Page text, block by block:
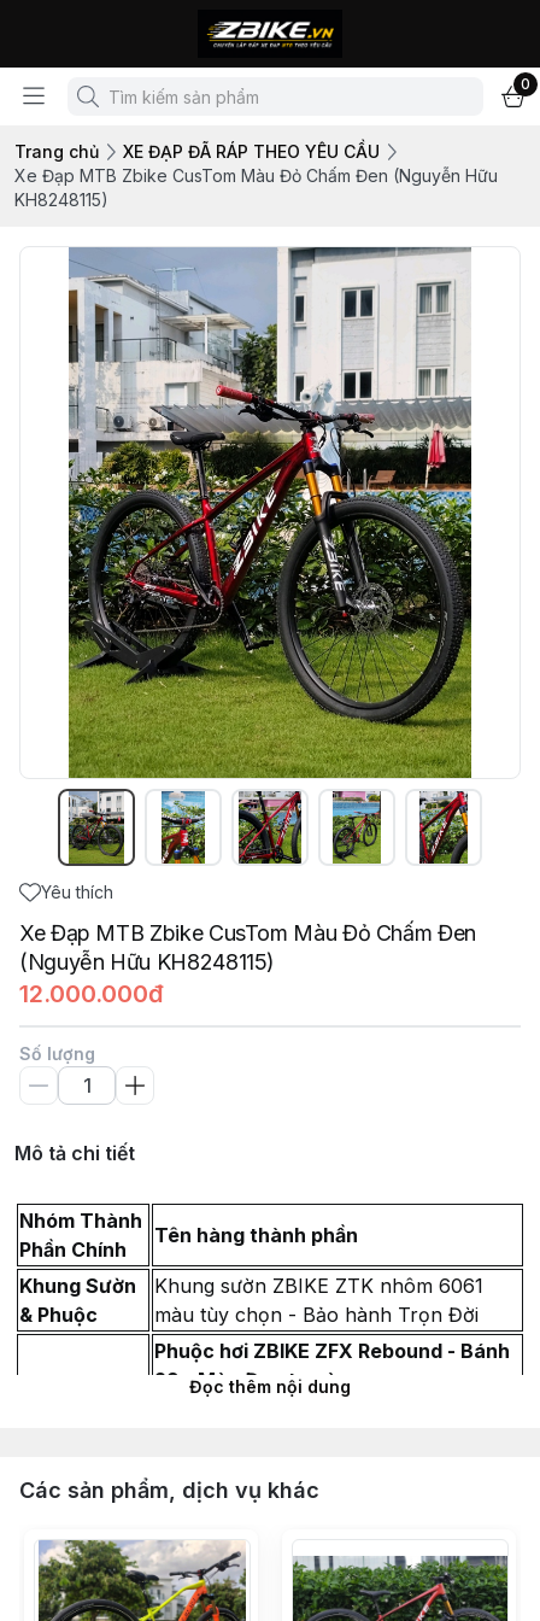
0
Trang chủ
XE ĐẠP ĐÃ RÁP THEO YÊU CẦU
Xe Đạp MTB Zbike CusTom Màu Đỏ Chấm Đen (Nguyễn Hữu
KH8248115)
Yêu thích
Xe Đạp MTB Zbike CusTom Màu Đỏ Chấm Đen
(Nguyễn Hữu KH8248115)
12.000.000đ
Số lượng
Mô tả chi tiết
Nhóm Thành
Phần Chính
Tên hàng thành phần
Khung Sườn
& Phuộc
Khung sườn ZBIKE ZTK nhôm 6061
màu tùy chọn - Bảo hành Trọn Đời
Phuộc hơi ZBIKE ZFX Rebound - Bánh
29 - Màu Đen ty vàng
Vòng Carbon chêm cổ phuộc 28.6
(Dày 10mm & 5mm)
Miếng dán Cao su bảo vệ gấp xe đạp
địa
Hệ Thống
Đọc thêm nội dung
Các sản phẩm, dịch vụ khác